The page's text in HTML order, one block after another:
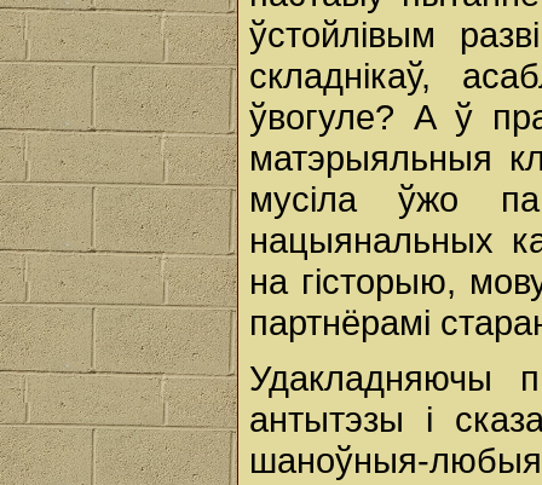
ўстойлівым
складнікаў,
ўвогуле? А ў
матэрыяльныя
мусіла ўжо
нацыянальных
на гісторыю,
партнёрамі
Удакладняючы
антытэзы і
шаноўныя-